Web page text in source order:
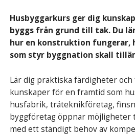
Husbyggarkurs ger dig
byggs från grund till tak. Du
hur en konstruktion fungerar,
som styr byggnation skall
Lär dig praktiska färdigheter
kunskaper för en framtid som
husfabrik, träteknikföretag,
byggföretag öppnar möjligheter
med ett ständigt behov av